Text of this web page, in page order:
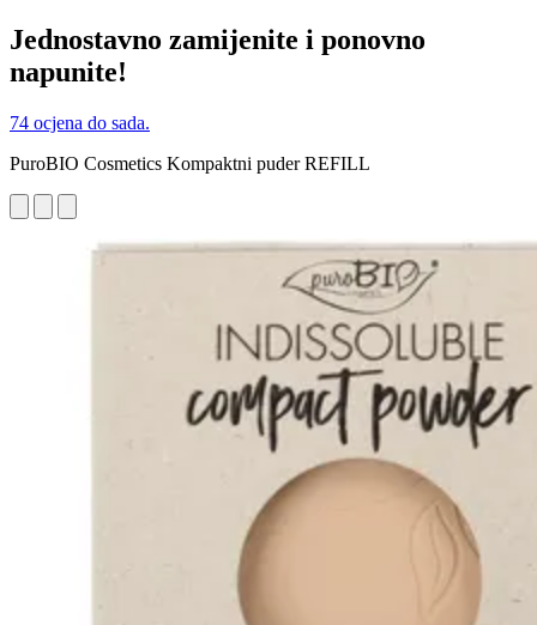
Jednostavno zamijenite i ponovno
napunite!
74 ocjena do sada.
PuroBIO Cosmetics Kompaktni puder REFILL